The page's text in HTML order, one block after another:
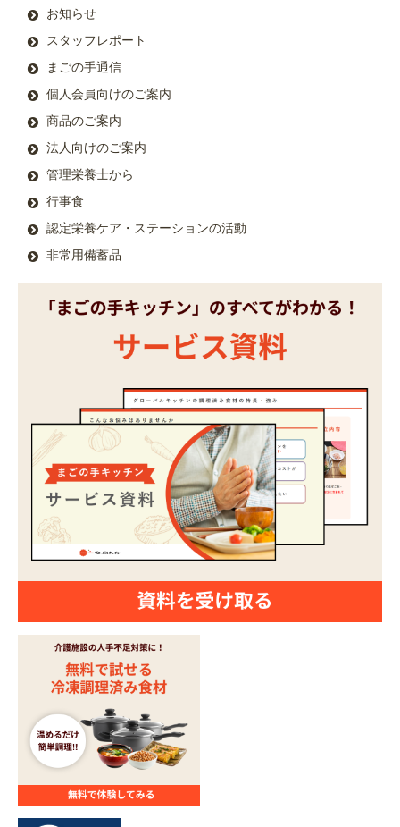
お知らせ
スタッフレポート
まごの手通信
個人会員向けのご案内
商品のご案内
法人向けのご案内
管理栄養士から
行事食
認定栄養ケア・ステーションの活動
非常用備蓄品